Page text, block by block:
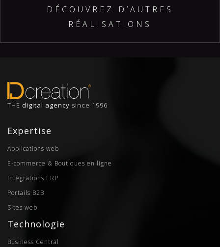
DÉCOUVREZ D’AUTRES
RÉALISATIONS
THE digital agency since 1996
Expertise
Applications web
E-commerce & Boutiques en ligne
Intégrations ERP
Portails B2B
Sites web
Technologie
Business Central